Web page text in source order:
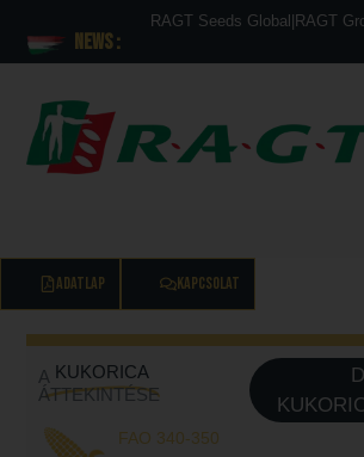
News :
RAGT Seeds Global RAGT
ADATLAP KAPCSOLAT
A KUKORICA
ÁTTEKINTÉSE
FAO 340-350